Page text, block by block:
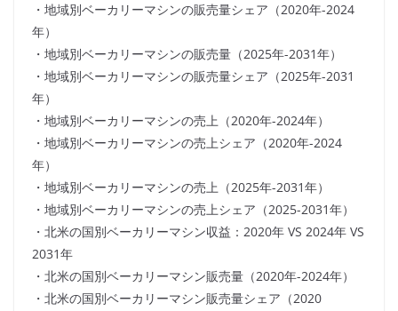
・地域別ベーカリーマシンの販売量シェア（2020年-2024
年）
・地域別ベーカリーマシンの販売量（2025年-2031年）
・地域別ベーカリーマシンの販売量シェア（2025年-2031
年）
・地域別ベーカリーマシンの売上（2020年-2024年）
・地域別ベーカリーマシンの売上シェア（2020年-2024
年）
・地域別ベーカリーマシンの売上（2025年-2031年）
・地域別ベーカリーマシンの売上シェア（2025-2031年）
・北米の国別ベーカリーマシン収益：2020年 VS 2024年 VS
2031年
・北米の国別ベーカリーマシン販売量（2020年-2024年）
・北米の国別ベーカリーマシン販売量シェア（2020